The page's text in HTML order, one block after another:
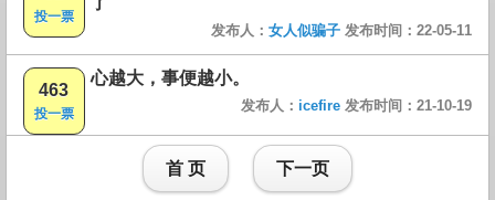
投一票
发布人： 女人似骗子 发布时间：22-05-11
463
投一票
心越大，事便越小。
发布人： icefire 发布时间：21-10-19
首 页 下一页